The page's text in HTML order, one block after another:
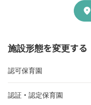
location_on
施設形態を変更する
認可保育園
認証・認定保育園